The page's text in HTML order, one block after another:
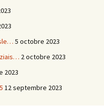
5 octobre 2023
2 octobre 2023
2023
12 septembre 2023